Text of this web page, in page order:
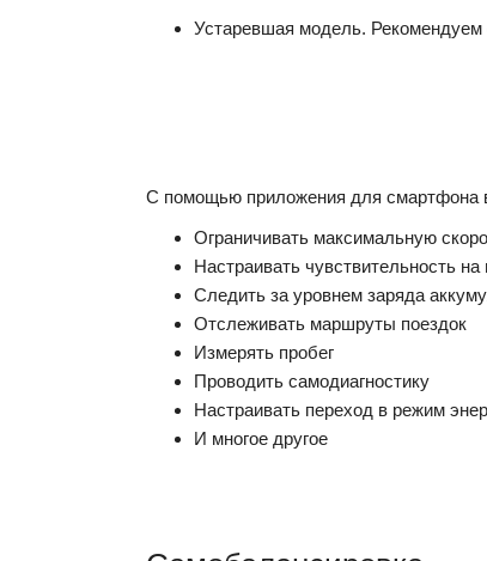
Устаревшая модель. Рекомендуем
С помощью приложения для смартфона
Ограничивать максимальную
Настраивать чувствительность на
Следить за уровнем заряда
Отслеживать маршруты поездок
Измерять пробег
Проводить самодиагностику
Настраивать переход в режим
И многое другое